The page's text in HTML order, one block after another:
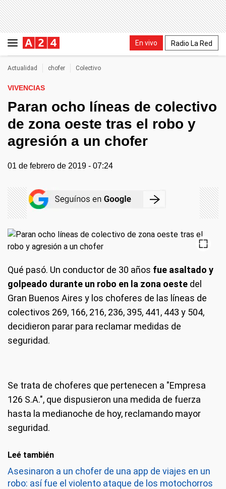
En vivo Radio La Red
Actualidad chofer Colectivo
VIVENCIAS
Paran ocho líneas de colectivo
de zona oeste tras el robo y
agresión a un chofer
01 de febrero de 2019 - 07:24
Qué pasó. Un conductor de 30 años fue asaltado y
golpeado durante un robo en la zona oeste del
Gran Buenos Aires y los choferes de las líneas de
colectivos 269, 166, 216, 236, 395, 441, 443 y 504,
decidieron parar para reclamar medidas de
seguridad.
Se trata de choferes que pertenecen a "Empresa
126 S.A.", que dispusieron una medida de fuerza
hasta la medianoche de hoy, reclamando mayor
seguridad.
Leé también
Asesinaron a un chofer de una app de viajes en un
robo: así fue el violento ataque de los motochorros